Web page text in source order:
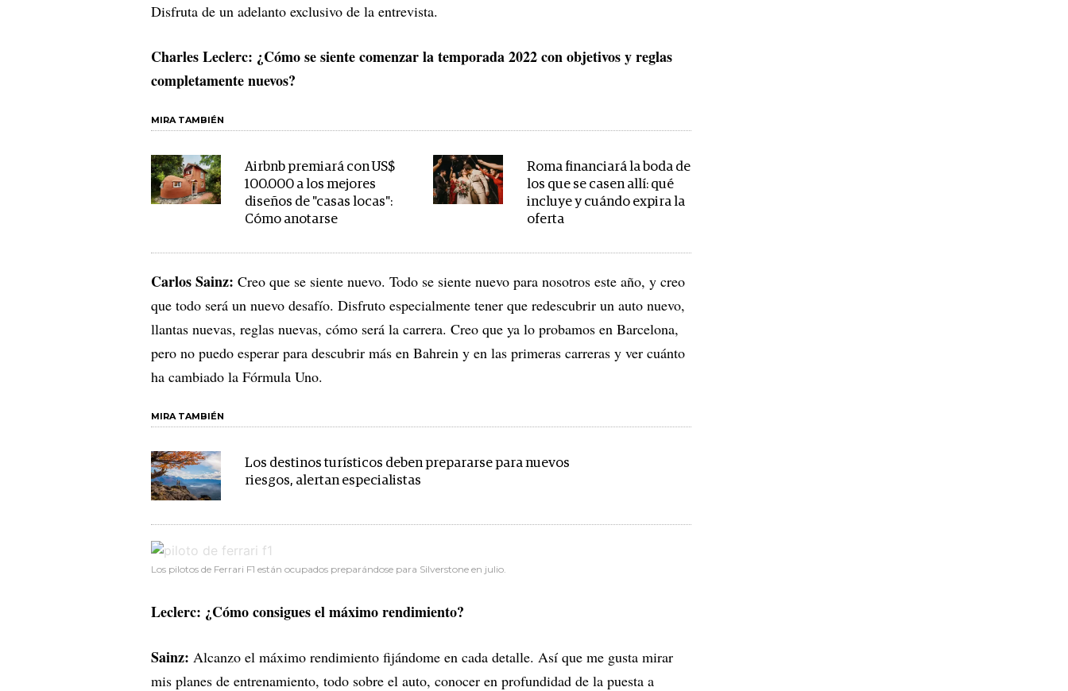
Disfruta de un adelanto exclusivo de la entrevista.
Charles Leclerc: ¿Cómo se siente comenzar la temporada 2022 con objetivos y reglas
completamente nuevos?
MIRA TAMBIÉN
Airbnb premiará con US$
100.000 a los mejores
diseños de "casas locas":
Cómo anotarse
Roma financiará la boda de
los que se casen allí: qué
incluye y cuándo expira la
oferta
Carlos Sainz: Creo que se siente nuevo. Todo se siente nuevo para nosotros este año, y creo
que todo será un nuevo desafío. Disfruto especialmente tener que redescubrir un auto nuevo,
llantas nuevas, reglas nuevas, cómo será la carrera. Creo que ya lo probamos en Barcelona,
pero no puedo esperar para descubrir más en Bahrein y en las primeras carreras y ver cuánto
ha cambiado la Fórmula Uno.
MIRA TAMBIÉN
Los destinos turísticos deben prepararse para nuevos
riesgos, alertan especialistas
Los pilotos de Ferrari F1 están ocupados preparándose para Silverstone en julio.
Leclerc: ¿Cómo consigues el máximo rendimiento?
Sainz: Alcanzo el máximo rendimiento fijándome en cada detalle. Así que me gusta mirar
mis planes de entrenamiento, todo sobre el auto, conocer en profundidad de la puesta a